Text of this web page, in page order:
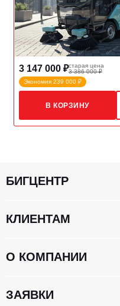
Производительность, м/ч
Рабочая ширина, мм
3 147 000 ₽старая цена
3 386 000 ₽
Экономия 239 000 ₽
В КОРЗИНУ
БИГЦЕНТР
КЛИЕНТАМ
О КОМПАНИИ
ЗАЯВКИ